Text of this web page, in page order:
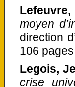
moyen
direction
106
Legois,
crise